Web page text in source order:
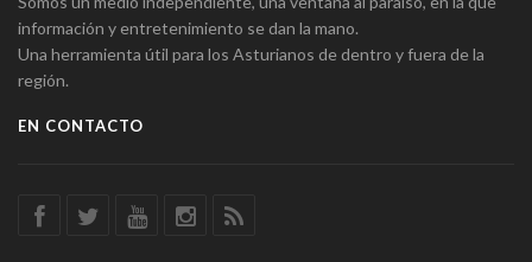
información y entretenimiento se dan la mano.
Una herramienta útil para los Asturianos de dentro y fuera de la
región.
EN CONTACTO